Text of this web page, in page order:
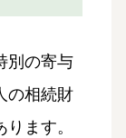
別の寄与
の相続財
ます。